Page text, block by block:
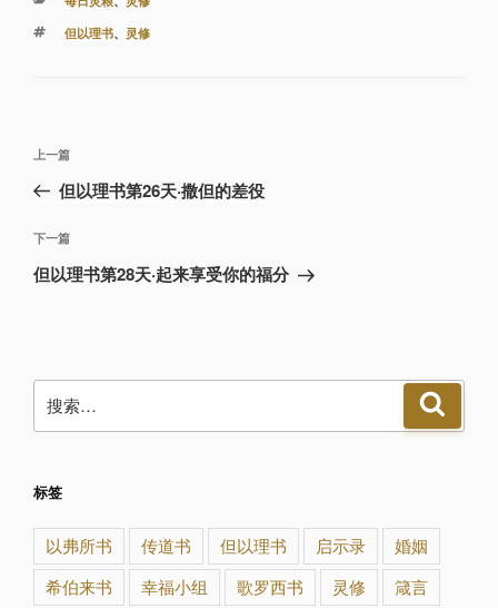
标
但以理书、 灵修
文
导
航
上
一
文
章
上一篇
但以理书第26天·撒但的差役
下
一
下一篇
但以理书第28天·起来享受你的福分
索：
标签
以弗所书 传道书 但以理书 启示录
婚姻
希伯来书
幸福小组 歌罗西书 灵修
箴言